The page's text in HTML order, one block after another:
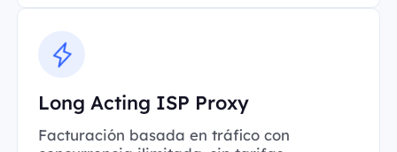
Long Acting ISP Proxy
Facturación basada en tráfico con